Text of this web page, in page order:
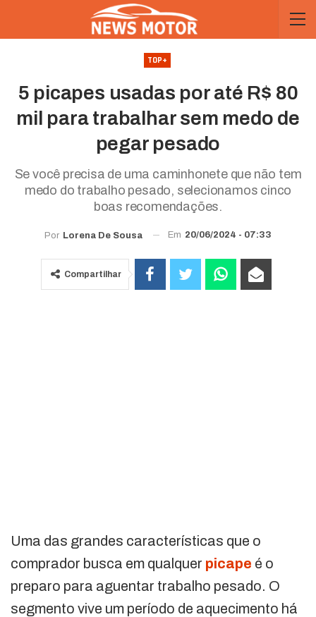
TOP+
5 picapes usadas por até R$ 80
mil para trabalhar sem medo de
pegar pesado
Se você precisa de uma caminhonete que não tem
medo do trabalho pesado, selecionamos cinco
boas recomendações.
Por Lorena De Sousa Em 20/06/2024 - 07:33
Compartilhar
Uma das grandes características que o
comprador busca em qualquer picape é o
preparo para aguentar trabalho pesado. O
segmento vive um período de aquecimento há